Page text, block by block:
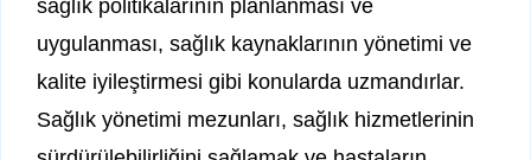
sağlık politikalarının planlanması ve
uygulanması, sağlık kaynaklarının yönetimi ve
kalite iyileştirmesi gibi konularda uzmandırlar.
Sağlık yönetimi mezunları, sağlık hizmetlerinin